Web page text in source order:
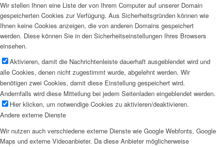
Wir stellen Ihnen eine Liste der von Ihrem Computer auf unserer Domain
gespeicherten Cookies zur Verfügung. Aus Sicherheitsgründen können wie
Ihnen keine Cookies anzeigen, die von anderen Domains gespeichert
werden. Diese können Sie in den Sicherheitseinstellungen Ihres Browsers
einsehen.
Aktivieren, damit die Nachrichtenleiste dauerhaft ausgeblendet wird und
alle Cookies, denen nicht zugestimmt wurde, abgelehnt werden. Wir
benötigen zwei Cookies, damit diese Einstellung gespeichert wird.
Andernfalls wird diese Mitteilung bei jedem Seitenladen eingeblendet werden.
Hier klicken, um notwendige Cookies zu aktivieren/deaktivieren.
Andere externe Dienste
Wir nutzen auch verschiedene externe Dienste wie Google Webfonts, Google
Maps und externe Videoanbieter. Da diese Anbieter möglicherweise